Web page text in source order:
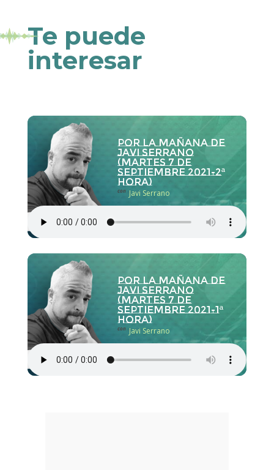
Te puede
interesar
Por la Mañana de
Javi Serrano
(martes 7 de
septiembre 2021-2ª
hora)
con Javi Serrano
Por la Mañana de
Javi Serrano
(martes 7 de
septiembre 2021-1ª
hora)
con Javi Serrano